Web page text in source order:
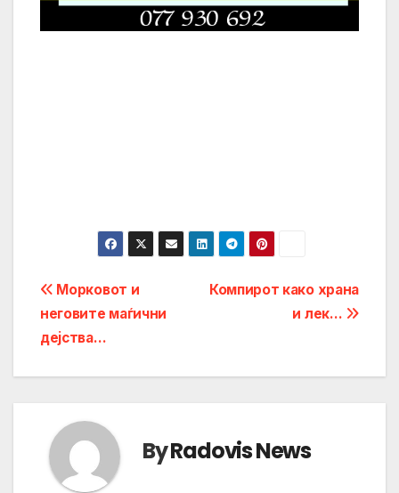
Post
navigation
Компирот како храна
и лек…
Морковот и
неговите маѓични
дејства…
ByRadovis News